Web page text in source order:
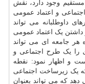
وجود دارد، نقش
و اعتماد عمومی
داوطلبانه می تواند
داشتن یک اعتماد عمومی
هر جامعه ای می تواند
را یک طرح اجتماعی و
و اظهار نمود: نقطه
یک زیرساخت اجتماعی
که می تواند بعنوان